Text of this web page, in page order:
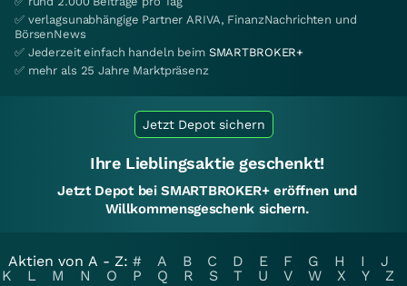
✅ verlagsunabhängige Partner ARIVA, FinanzNachrichten und
BörsenNews
✅ Jederzeit einfach handeln beim SMARTBROKER+
✅ mehr als 25 Jahre Marktpräsenz
Jetzt Depot sichern
Ihre Lieblingsaktie geschenkt!
Jetzt Depot bei SMARTBROKER+ eröffnen und
Willkommensgeschenk sichern.
Aktien von A - Z: # A B C D E F G H I
J
K
L M N O P Q R S T U V W X Y
Z